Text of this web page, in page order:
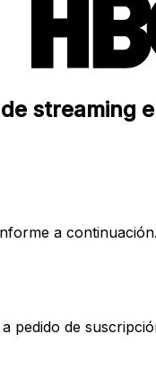
streaming
a continuación.
pedido de